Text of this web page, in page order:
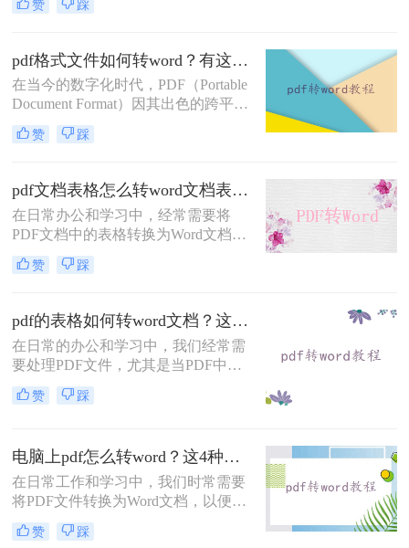
法，帮助用户高效完成转换任务。
修改或重新排版文档内容时，Word文
要。因此，掌握将PDF文档转换为
Word文档的技巧成为了许多人必备的
技能之一。那么pdf文档如何转word文
档呢？本文将详细介绍几种常见的
PDF转Word方法，并为您提供一份全
面的转换指南。
赞 踩
pdf格式文件如何转word？有这三种好方法推荐！
在当今的数字化时代，PDF（Portable
Document Format）因其出色的跨平台
兼容性和内容稳定性，成为了文档传
输和存储的常用格式。然而，当需要
Word文档的灵活性和强大的编辑功能
就显得尤为重要。因此，将PDF格式
文件转换为Word文档成为了一项常见
的需求。那么pdf格式文件如何转word
呢？本文将详细介绍几种将PDF转换
为Word的方法，并探讨其优缺点，帮
赞 踩
pdf文档表格怎么转word文档表格？教你三种实用的转word方法！
在日常办公和学习中，经常需要将
PDF文档中的表格转换为Word文档表
格，以便于编辑、修改或进一步处
理。那么pdf文档表格怎么转word文档
转换方法，帮助你轻松实现PDF表格
到Word表格的转换。
赞 踩
pdf的表格如何转word文档？这4个方法你一定要学会！
在日常的办公和学习中，我们经常需
要处理PDF文件，尤其是当PDF中包
含有重要表格数据时，将其转换为可
编辑的Word文档格式，可以大大提升
详细介绍几种将PDF表格转换为Word
文档的有效方法，包括使用专业软
件、在线转换工具以及Microsoft Word
赞 踩
电脑上pdf怎么转word？这4种转换方法快来看！
在日常工作和学习中，我们时常需要
将PDF文件转换为Word文档，以便于
编辑和分享。PDF格式因其在不同设
备上保持一致性的优势而广受欢迎，
赞 踩